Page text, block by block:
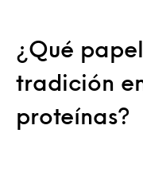
¿Qué
tradición
proteínas?